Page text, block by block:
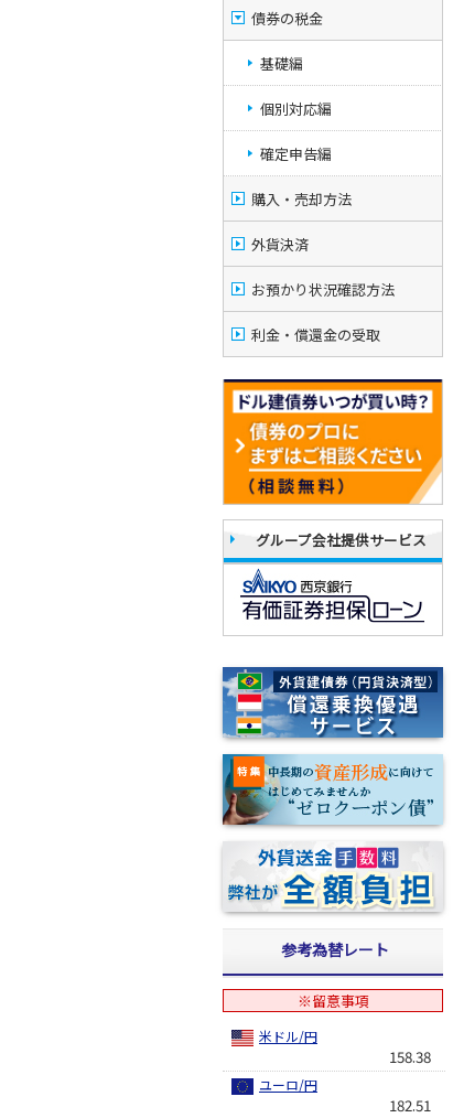
債券の税金
基礎編
個別対応編
確定申告編
購入・売却方法
外貨決済
お預かり状況確認方法
利金・償還金の受取
グループ会社提供サービス
参考為替レート
※留意事項
米ドル/円
158.38
ユーロ/円
182.51